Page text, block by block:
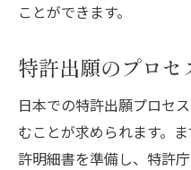
ことができます。
特許出願のプロ
日本での特許出願プロセ
むことが求められます。
許明細書を準備し、特許